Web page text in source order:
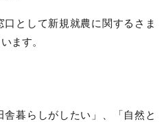
として新規就農に関するさま
ます。
暮らしがしたい」、「自然と